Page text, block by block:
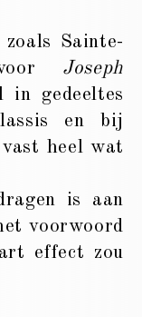
Sainte-
Joseph
gedeeltes
en bij
heel wat
is aan
voorwoord
effect zou